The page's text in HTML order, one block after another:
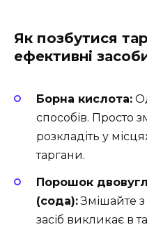
Як позбутися
ефективні
Борна кислота:
способів. Просто
розкладіть у
таргани.
Порошок
(сода):Змішайте
засіб викликає в